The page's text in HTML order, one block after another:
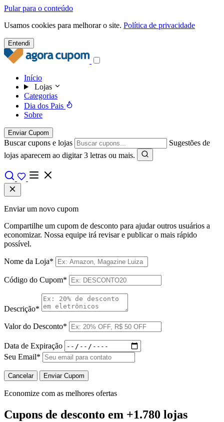
Pular para o conteúdo
Usamos cookies para melhorar o site. Política de privacidade
Entendi
Início
Lojas
Categorias
Dia dos Pais
Sobre
Enviar Cupom
Buscar cupons e lojas
Sugestões de
lojas aparecem ao digitar 3 letras ou mais.
Enviar um novo cupom
Compartilhe um cupom de desconto para ajudar outros usuários a
economizar. Nossa equipe irá revisar e publicar o mais rápido
possível.
Nome da Loja*
Código do Cupom*
Descrição*
Valor do Desconto*
Data de Expiração
Seu Email*
Cancelar Enviar Cupom
Economize com as melhores ofertas
Cupons de desconto em +1.780 lojas